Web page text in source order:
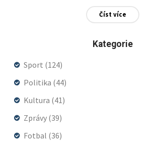
muzea dokonale zachytil její
Číst více
Kategorie
Sport (124)
Politika (44)
Kultura (41)
Zprávy (39)
Fotbal (36)